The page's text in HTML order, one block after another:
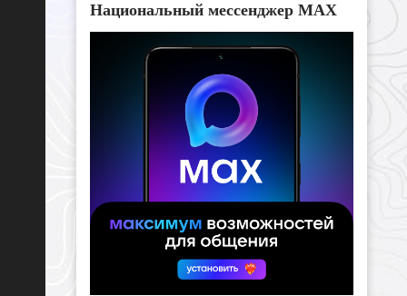
Национальный мессенджер MAX